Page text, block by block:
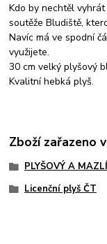
Kdo by nechtěl
soutěže Bludiště,
Navíc má ve spodní
využijete.
30 cm velký plyšový
Kvalitní hebká plyš.
Zboží zařazeno
PLYŠOVÝ A
Licenční plyš ČT